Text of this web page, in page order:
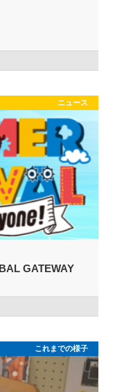
ニュース
GATEWAY
これまでの様子